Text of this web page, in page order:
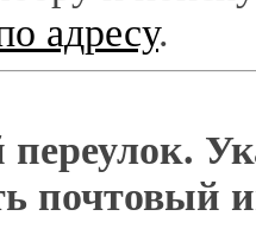
адресу.
почтовый